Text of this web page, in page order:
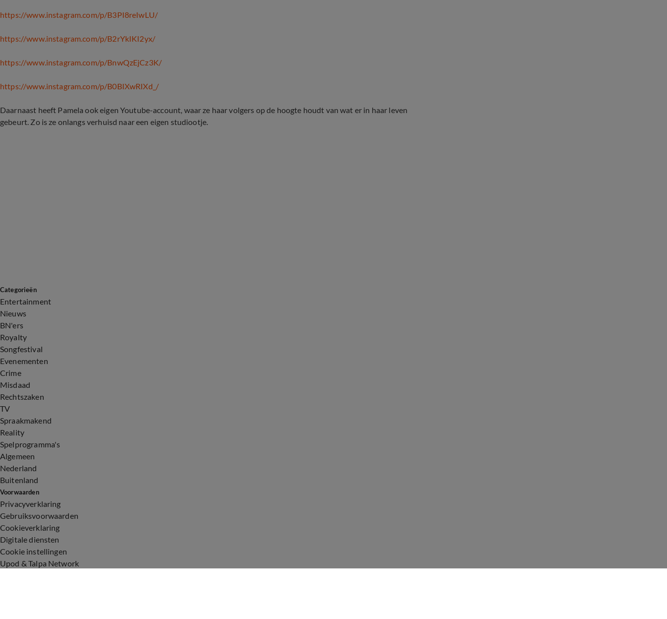
https://www.instagram.com/p/B3PI8reIwLU/
https://www.instagram.com/p/B2rYkIKI2yx/
https://www.instagram.com/p/BnwQzEjCz3K/
https://www.instagram.com/p/B0BIXwRIXd_/
Daarnaast heeft Pamela ook eigen Youtube-account, waar ze haar volgers op de hoogte houdt van wat er in haar leven
gebeurt. Zo is ze onlangs verhuisd naar een eigen studiootje.
Categorieën
Entertainment
Nieuws
BN'ers
Royalty
Songfestival
Evenementen
Crime
Misdaad
Rechtszaken
TV
Spraakmakend
Reality
Spelprogramma's
Algemeen
Nederland
Buitenland
Voorwaarden
Privacyverklaring
Gebruiksvoorwaarden
Cookieverklaring
Digitale diensten
Cookie instellingen
Upod & Talpa Network